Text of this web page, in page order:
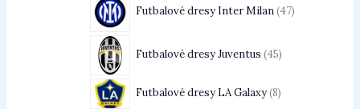
Futbalové dresy Inter Milan 47
Futbalové dresy Juventus 45
Futbalové dresy LA Galaxy 8